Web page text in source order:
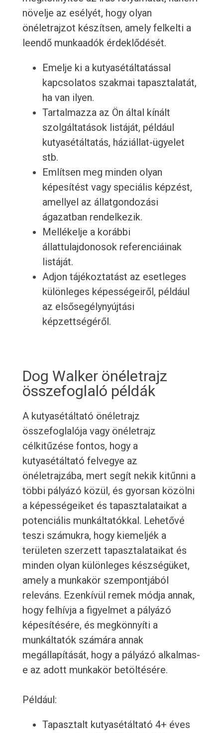
növelje az esélyét, hogy olyan
önéletrajzot készítsen, amely felkelti a
leendő munkaadók érdeklődését.
Emelje ki a kutyasétáltatással
kapcsolatos szakmai tapasztalatát,
ha van ilyen.
Tartalmazza az Ön által kínált
szolgáltatások listáját, például
kutyasétáltatás, háziállat-ügyelet
stb.
Említsen meg minden olyan
képesítést vagy speciális képzést,
amellyel az állatgondozási
ágazatban rendelkezik.
Mellékelje a korábbi
állattulajdonosok referenciáinak
listáját.
Adjon tájékoztatást az esetleges
különleges képességeiről, például
az elsősegélynyújtási
képzettségéről.
Dog Walker önéletrajz
összefoglaló példák
A kutyasétáltató önéletrajz
összefoglalója vagy önéletrajz
célkitűzése fontos, hogy a
kutyasétáltató felvegye az
önéletrajzába, mert segít nekik kitűnni a
többi pályázó közül, és gyorsan közölni
a képességeiket és tapasztalataikat a
potenciális munkáltatókkal. Lehetővé
teszi számukra, hogy kiemeljék a
területen szerzett tapasztalataikat és
minden olyan különleges készségüket,
amely a munkakör szempontjából
releváns. Ezenkívül remek módja annak,
hogy felhívja a figyelmet a pályázó
képesítésére, és megkönnyíti a
munkáltatók számára annak
megállapítását, hogy a pályázó alkalmas-
e az adott munkakör betöltésére.
Például:
Tapasztalt kutyasétáltató 4+ éves